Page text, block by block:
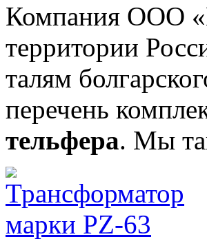
Компания ООО
территории
талям
перечень
тельфера. Мы